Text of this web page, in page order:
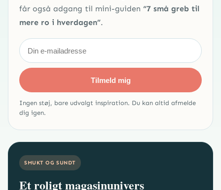
får også adgang til mini-guiden “7 små greb til
mere ro i hverdagen”.
Tilmeld mig
Ingen støj, bare udvalgt inspiration. Du kan altid afmelde
dig igen.
SMUKT OG SUNDT
Et roligt magasinunivers